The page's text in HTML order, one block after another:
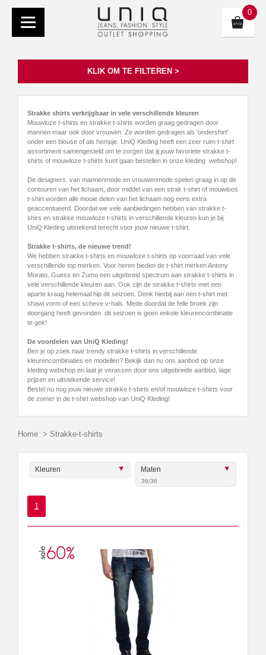
0
KLIK OM TE FILTEREN >
Strakke shirts verkrijgbaar in vele verschillende kleuren
Mouwloze t-shirts en strakke t-shirts worden graag gedragen door
mannen maar ook door vrouwen. Ze worden gedragen als 'ondershirt'
onder een blouse of als hempje. UniQ Kleding heeft een zeer ruim t-shirt
assortiment samengesteld om te zorgen dat jij jouw favoriete strakke t-
shirts of mouwloze t-shirts kunt gaan bestellen in onze kleding webshop!
De designers van mannenmode en vrouwenmode spelen graag in op de
contouren van het lichaam, door middel van een strak t-shirt of mouwloos
t-shirt worden alle mooie delen van het lichaam nog eens extra
geaccentueerd. Doordat we vele aanbiedingen hebben van strakke t-
shirs en strakke mouwloze t-shirts in verschillende kleuren kun je bij
UniQ Kleding uitstekend terecht voor jouw nieuwe t-shirt.
Strakke t-shirts, de nieuwe trend!
We hebben strakke t-shirts en mouwloze t-shirts op voorraad van vele
verschillende top merken. Voor heren bieden de t-shirt merken Antony
Morato, Guess en Zumo een uitgebreid spectrum aan strakke t-shirts in
vele verschillende kleuren aan. Ook zijn de strakke t-shirts met een
aparte kraag helemaal hip dit seizoen. Denk hierbij aan een t-shirt met
shawl vorm of een scheve v-hals. Mede doordat de felle broek zijn
doorgang heeft gevonden dit seizoen is geen enkele kleurencombinatie
te gek!
De voordelen van UniQ Kleding!
Ben je op zoek naar trendy strakke t-shirts in verschillende
kleurencombinaties en modellen? Bekijk dan nu ons aanbod op onze
kleding webshop en laat je verassen door ons uitgebreide aanbod, lage
prijzen en uitstekende service!
Bestel nu nog jouw nieuwe strakke t-shirts en/of mouwloze t-shirts voor
de zomer in de t-shirt webshop van UniQ Kleding!
Home > Strakke-t-shirts
Kleuren Maten
36/36
1